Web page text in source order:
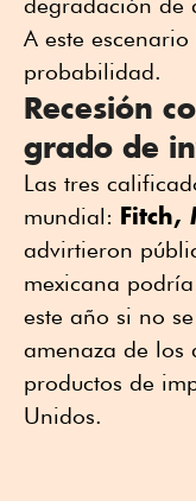
A este
probabilidad.
Recesión
grado de
Las tres
mundial: Fitch,
advirtieron
mexicana
este año si no
amenaza de los
productos de
Unidos.